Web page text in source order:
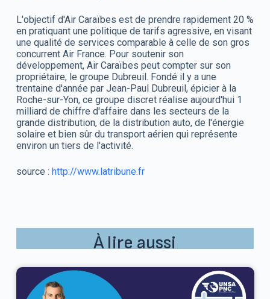
L'objectif d'Air Caraïbes est de prendre rapidement 20 %
en pratiquant une politique de tarifs agressive, en visant
une qualité de services comparable à celle de son gros
concurrent Air France. Pour soutenir son
développement, Air Caraïbes peut compter sur son
propriétaire, le groupe Dubreuil. Fondé il y a une
trentaine d'année par Jean-Paul Dubreuil, épicier à la
Roche-sur-Yon, ce groupe discret réalise aujourd'hui 1
milliard de chiffre d'affaire dans les secteurs de la
grande distribution, de la distribution auto, de l'énergie
solaire et bien sûr du transport aérien qui représente
environ un tiers de l'activité.
source : http://www.latribune.fr
À lire aussi